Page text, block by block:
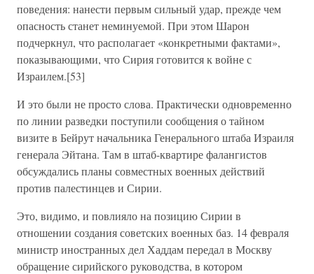
поведения: нанести первым сильный удар, прежде чем
опасность станет неминуемой. При этом Шарон
подчеркнул, что располагает «конкретными фактами»,
показывающими, что Сирия готовится к войне с
Израилем.[53]
И это были не просто слова. Практически одновременно
по линии разведки поступили сообщения о тайном
визите в Бейрут начальника Генерального штаба Израиля
генерала Эйтана. Там в штаб-квартире фалангистов
обсуждались планы совместных военных действий
против палестинцев и Сирии.
Это, видимо, и повлияло на позицию Сирии в
отношении создания советских военных баз. 14 февраля
министр иностранных дел Хаддам передал в Москву
обращение сирийского руководства, в котором